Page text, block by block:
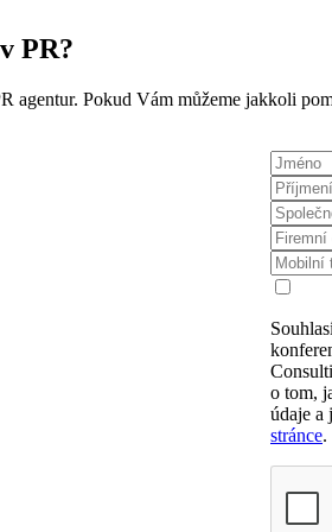
PR?
agentur. Pokud Vám můžeme jakkoli
o tom,
údaje a
stránce.